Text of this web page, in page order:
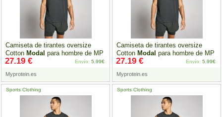
Camiseta de tirantes oversize
Cotton Modal para hombre de MP
-Negro lavado - M
Myprotein.es
27.19 € Envío: 5.99€
Camiseta de tirantes oversize
Cotton Modal para hombre de MP
-Negro lavado - L
Myprotein.es
27.19 € Envío: 5.99€
Sports Clothing Sports Clothing